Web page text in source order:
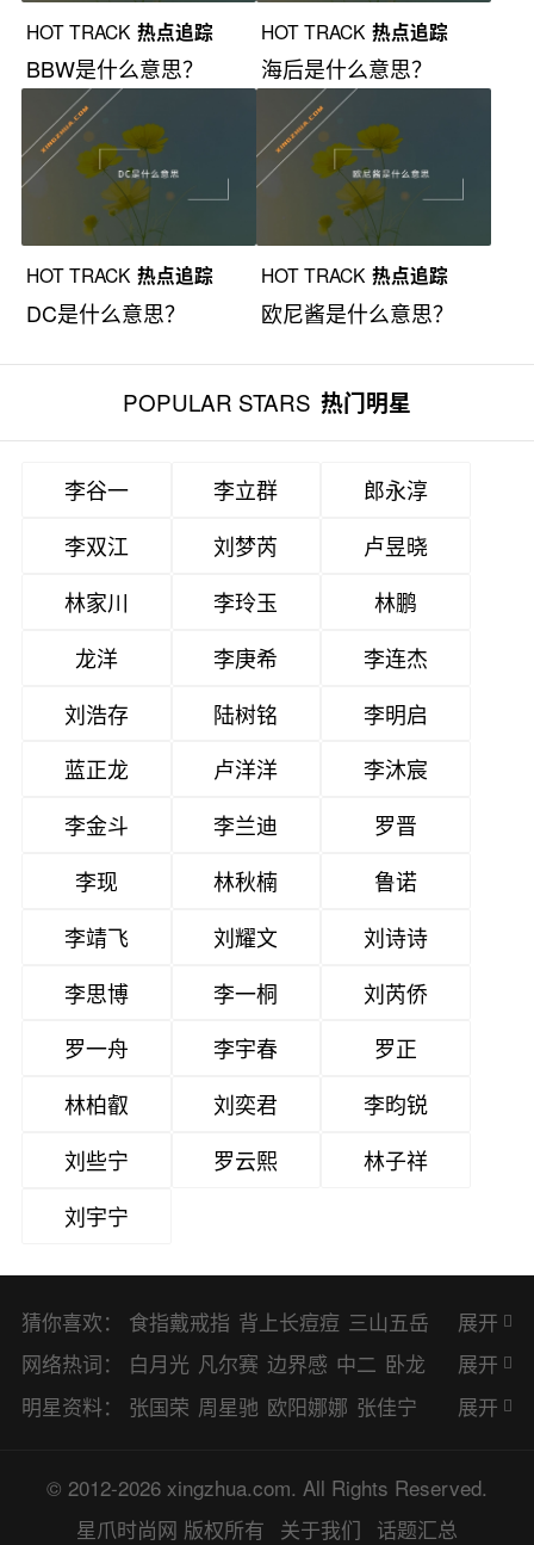
HOT TRACK 热点追踪
BBW是什么意思？
HOT TRACK 热点追踪
海后是什么意思？
HOT TRACK 热点追踪
DC是什么意思？
HOT TRACK 热点追踪
欧尼酱是什么意思？
POPULAR STARS 热门明星
李谷一 李立群
郎永淳
李双江
刘梦芮
卢昱晓
林家川
李玲玉
林鹏
龙洋
李庚希
李连杰
刘浩存
陆树铭
李明启
蓝正龙
卢洋洋
李沐宸
李金斗
李兰迪
罗晋
李现
林秋楠
鲁诺
李靖飞
刘耀文
刘诗诗
李思博
李一桐
刘芮侨
罗一舟
李宇春
罗正
林柏叡
刘奕君
李昀锐
刘些宁
罗云熙
林子祥
刘宇宁
猜你喜欢： 食指戴戒指 背上长痘痘 三山五岳
避暑胜地
展开
网络热词：
白月光 凡尔赛 边界感 中二 卧龙
凤雏 二次元 KPI EMO CP BUG
胺 SP OC HOLD OEM BP 猎奇
佛系 喜当爹 可盐可甜 对食 麻瓜
展开
明星资料：
张国荣 周星驰 欧阳娜娜 张佳宁
谭松韵 唐嫣 童瑶 宋茜 孙俪 倪
妮 林更新 刘亦菲 柳岩 李小冉
展开
© 2012-2026 xingzhua.com. All Rights Reserved.
星爪时尚网 版权所有 关于我们 话题汇总